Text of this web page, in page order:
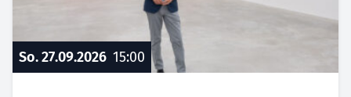
So. 27.09.2026 15:00